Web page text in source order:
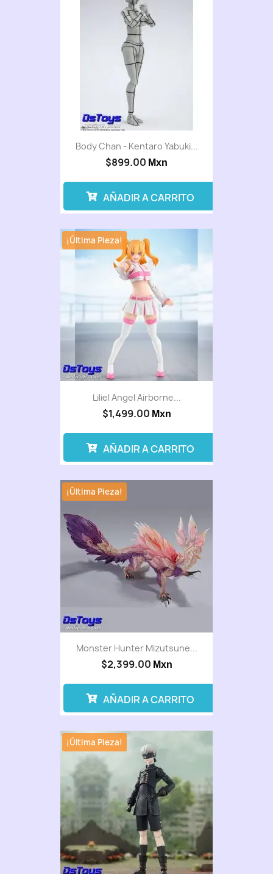
Body Chan - Kentaro Yabuki...
$899.00 Mxn
AÑADIR A CARRITO
Liliel Angel Airborne...
$1,499.00 Mxn
¡Última Pieza!
AÑADIR A CARRITO
Monster Hunter Mizutsune...
$2,399.00 Mxn
¡Última Pieza!
AÑADIR A CARRITO
¡Última Pieza!